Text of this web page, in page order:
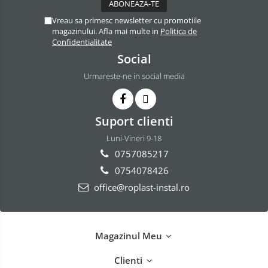
Teava PPR
Fitinguri PPR
Distribuitor pexal FI-FE cu robinet
Sisteme de canalizare si ape
Sistem canalizare exterioara
Sistem canalizare interioara
Accesorii statii dedurizare
Vreau sa primesc newsletter cu promotiile
magazinului. Afla mai multe in Politica de
Confidentialitate
Social
Urmareste-ne in social media
Suport clienti
Luni-Vineri 9-18
0757085217
0754078426
office@roplast-instal.ro
Magazinul Meu
Clienti